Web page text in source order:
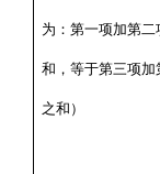
为：第一项加第二
和，等于第三项加
之和）